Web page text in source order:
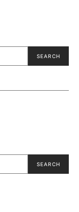
SEARCH
SEARCH